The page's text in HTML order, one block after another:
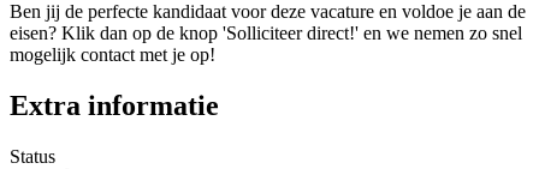
Ben jij de perfecte kandidaat voor deze vacature en voldoe je aan de
eisen? Klik dan op de knop 'Solliciteer direct!' en we nemen zo snel
mogelijk contact met je op!
Extra informatie
Status